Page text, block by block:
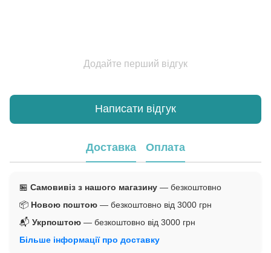
Додайте перший відгук
Написати відгук
Доставка Оплата
🏪 Самовивіз з нашого магазину — безкоштовно
📦 Новою поштою — безкоштовно від 3000 грн
📬 Укрпоштою — безкоштовно від 3000 грн
Більше інформації про доставку